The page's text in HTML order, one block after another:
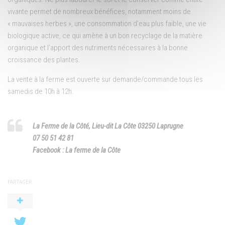
vivante permet de nombreux bénéfices, notamment moins de
« mauvaises herbes », une consommation d’eau plus faible, une vie
biologique active, ce qui amène à un bon recyclage de la matière
organique et l’apport des nutriments nécessaires à la bonne
croissance des plantes.
La vente à la ferme est ouverte sur demande/commande tous les
samedis de 10h à 12h.
La Ferme de la Côté, Lieu-dit La Côte 03250 Laprugne
07 50 51 42 81
Facebook : La ferme de la Côte
PARTAGER